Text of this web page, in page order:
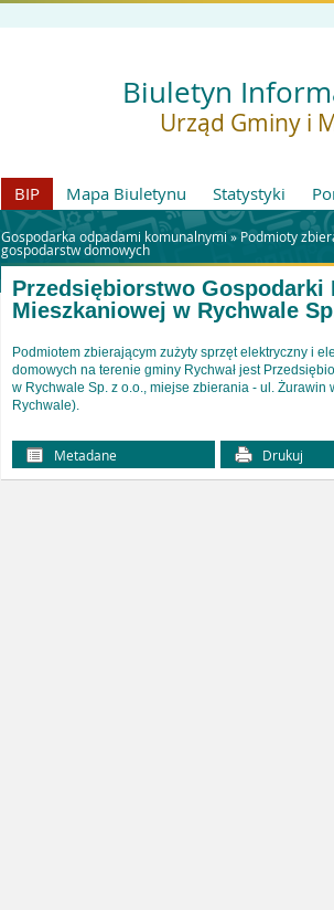
Biuletyn
Urząd Gminy i
BIP Mapa Biuletynu Statystyki
Gospodarka odpadami komunalnymi »Podmioty
gospodarstw domowych
Przedsiębiorstwo Gospodarki
Mieszkaniowej w Rychwale
Podmiotem zbierającym zużyty sprzęt elektryczny i
domowych na terenie gminy Rychwał jest
w Rychwale Sp. z o.o., miejse zbierania - ul.
Rychwale).
Metadane Drukuj